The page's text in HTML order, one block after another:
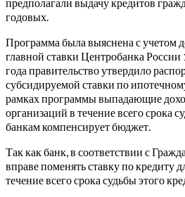
годовых.
Программа была выяснена с учетом
главной ставки Центробанка
года правительство утвердило
субсидируемой ставки по
рамках программы выпадающие
организаций в течение всего срока
банкам компенсирует бюджет.
Так как банк, в соответствии с
вправе поменять ставку по кредиту
течение всего срока судьбы этого